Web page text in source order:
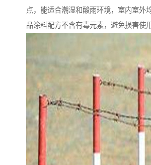
点，能适合潮湿和酸雨环境，室内室外
品涂料配方不含有毒元素，避免损害使